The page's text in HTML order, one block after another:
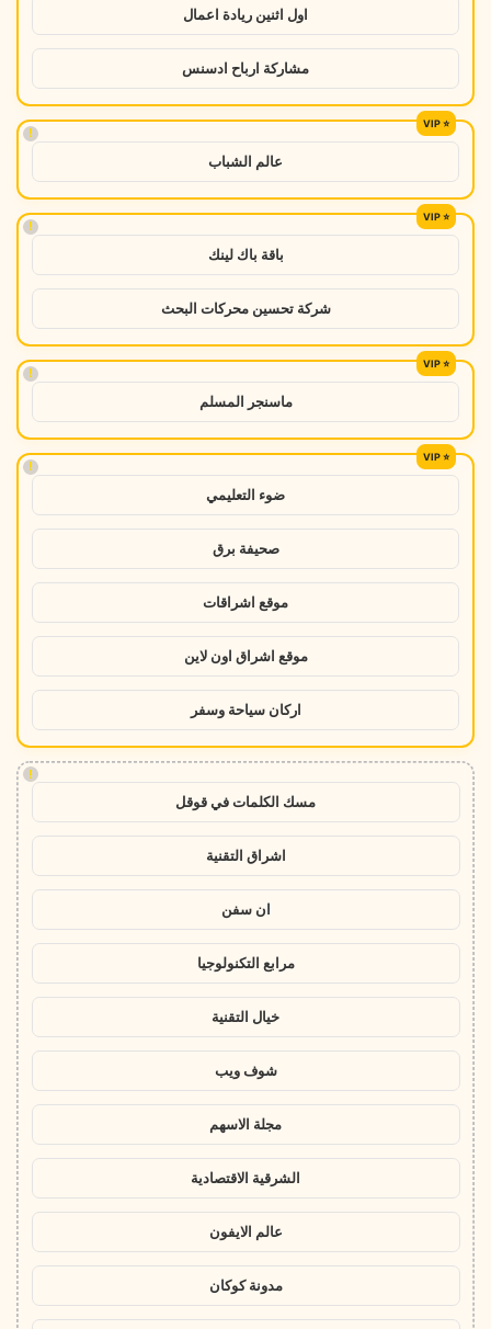
اول اثنين ريادة اعمال
مشاركة ارباح ادسنس
!
عالم الشباب
!
باقة باك لينك
شركة تحسين محركات البحث
!
ماسنجر المسلم
!
ضوء التعليمي
صحيفة برق
موقع اشراقات
موقع اشراق اون لاين
اركان سياحة وسفر
!
مسك الكلمات في قوقل
اشراق التقنية
ان سفن
مرابع التكنولوجيا
خيال التقنية
شوف ويب
مجلة الاسهم
الشرقية الاقتصادية
عالم الايفون
مدونة كوكان